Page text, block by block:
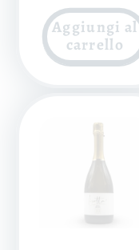
listino
Aggiungi al
carrello